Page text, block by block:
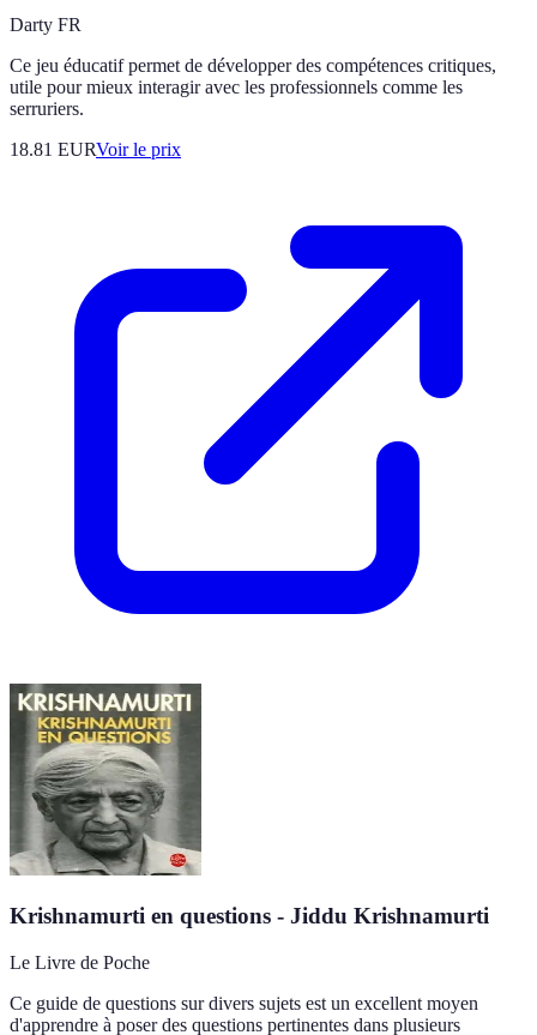
Darty FR
Ce jeu éducatif permet de développer des compétences critiques,
utile pour mieux interagir avec les professionnels comme les
serruriers.
18.81 EURVoir le prix
Krishnamurti en questions - Jiddu Krishnamurti
Le Livre de Poche
Ce guide de questions sur divers sujets est un excellent moyen
d'apprendre à poser des questions pertinentes dans plusieurs